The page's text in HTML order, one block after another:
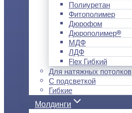
Полиуретан
Фитополимер
Дюрофом
Дюрополимер®
МДФ
ЛДФ
Flex Гибкий
Для натяжных потолков
С подсветкой
Гибкие
Молдинги